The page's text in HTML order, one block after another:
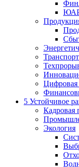
ЮАР
Цифровая
5 Устойчивое
Кадровая
Экология